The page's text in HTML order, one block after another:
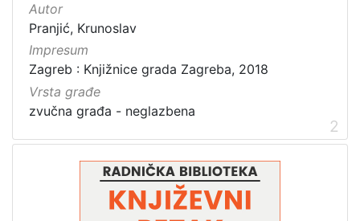
Autor
Pranjić, Krunoslav
Impresum
Zagreb : Knjižnice grada Zagreba, 2018
Vrsta građe
zvučna građa - neglazbena
2